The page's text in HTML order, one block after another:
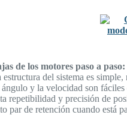
de los motores paso a paso:
estructura del sistema es
y la velocidad son
repetibilidad y precisión de
par de retención cuando está